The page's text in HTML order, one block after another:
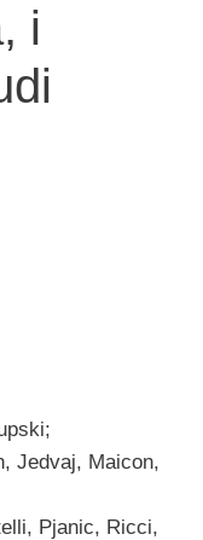
i
Jedvaj, Maicon,
Pjanic, Ricci,